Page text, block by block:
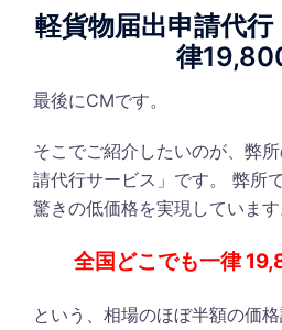
軽貨物届出申請代
律
最後にCMです。
そこでご紹介したいのが、弊
請代行サービス」です。 弊所
驚きの低価格を実現しています
全国どこでも一律
という、相場のほぼ半額の価格